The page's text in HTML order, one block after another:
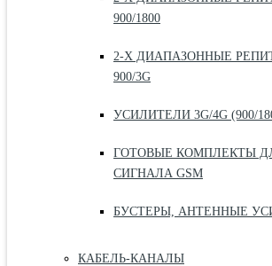
900/1800
2-Х ДИАПАЗОННЫЕ
900/3G
УСИЛИТЕЛИ 3G/4G (900/
ГОТОВЫЕ КОМПЛЕКТЫ
СИГНАЛА GSM
БУСТЕРЫ, АНТЕННЫЕ
КАБЕЛЬ-КАНАЛЫ